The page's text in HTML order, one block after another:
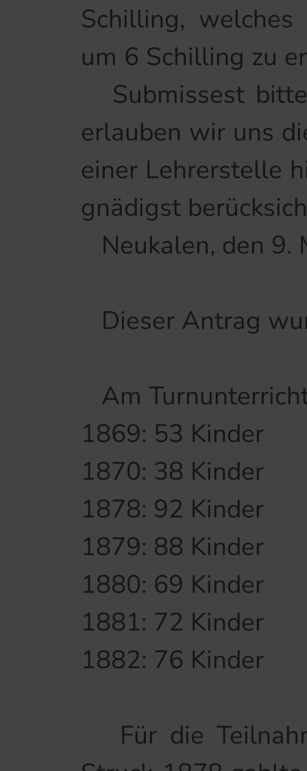
Schilling,
um 6 Schilling zu
Submissest
erlauben wir uns
einer Lehrerstelle
gnädigst
Neukalen, den
Dieser Antrag
Am
1869: 53
1870: 38
1878: 92
1879: 88
1880: 69
1881: 72
1882: 76 Kinder
Für die